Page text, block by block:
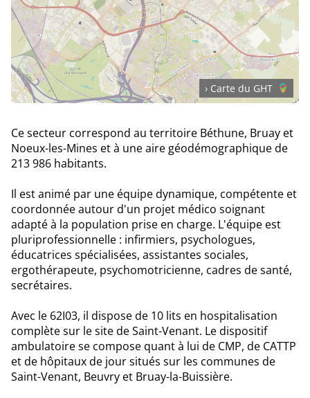
› Carte du GHT
Ce secteur correspond au territoire Béthune, Bruay et
Noeux-les-Mines et à une aire géodémographique de
213 986 habitants.
Il est animé par une équipe dynamique, compétente et
coordonnée autour d'un projet médico soignant
adapté à la population prise en charge. L'équipe est
pluriprofessionnelle : infirmiers, psychologues,
éducatrices spécialisées, assistantes sociales,
ergothérapeute, psychomotricienne, cadres de santé,
secrétaires.
Avec le 62I03, il dispose de 10 lits en hospitalisation
complète sur le site de Saint-Venant. Le dispositif
ambulatoire se compose quant à lui de CMP, de CATTP
et de hôpitaux de jour situés sur les communes de
Saint-Venant, Beuvry et Bruay-la-Buissière.